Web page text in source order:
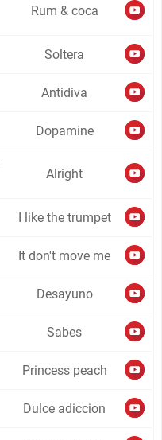
Rum & coca
Soltera
Antidiva
Dopamine
Alright
I like the trumpet
It don't move me
Desayuno
Sabes
Princess peach
Dulce adiccion